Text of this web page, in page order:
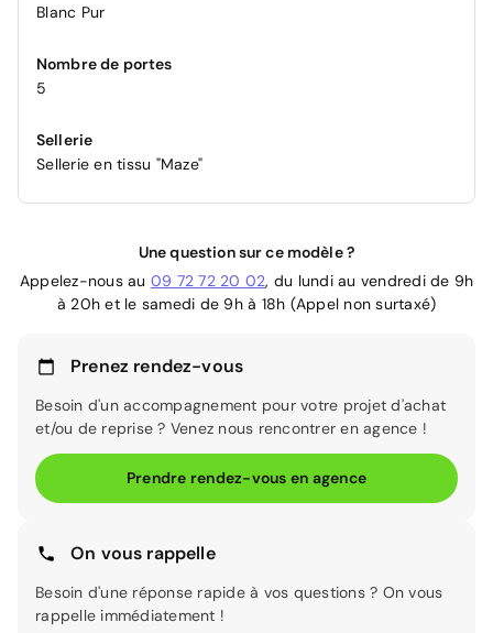
Blanc Pur
Nombre de portes
5
Sellerie
Sellerie en tissu "Maze"
Une question sur ce modèle ?
Appelez-nous au 09 72 72 20 02, du lundi au vendredi de 9h
à 20h et le samedi de 9h à 18h (Appel non surtaxé)
Prenez rendez-vous
Besoin d'un accompagnement pour votre projet d'achat
et/ou de reprise ? Venez nous rencontrer en agence !
Prendre rendez-vous en agence
On vous rappelle
Besoin d'une réponse rapide à vos questions ? On vous
rappelle immédiatement !